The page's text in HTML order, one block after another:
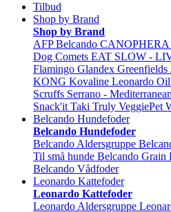
Tilbud
Shop by Brand
Shop by Brand
AFP Belcando CANOPHERA
Dog Comets EAT SLOW -
Flamingo Glandex Greenfields
KONG Kovaline Leonardo
Scruffs Serrano -
Snack'it Taki Truly VeggiePet
Belcando Hundefoder
Belcando Hundefoder
Belcando Aldersgruppe
Til små hunde Belcando Grain
Belcando Vådfoder
Leonardo Kattefoder
Leonardo Kattefoder
Leonardo Aldersgruppe